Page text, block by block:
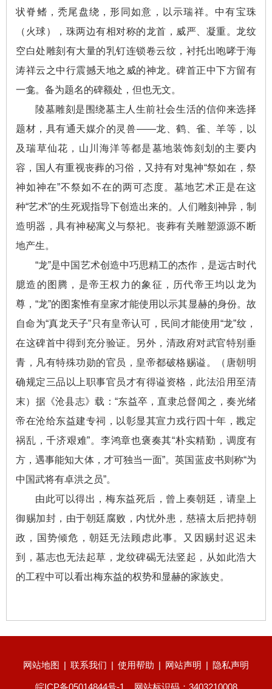
状脊鳍，秃尾盘绕，形同如意，以示瑞祥。中有宝珠
（火球），珠两边有相对称的龙首，威严、凝重。龙纹
空白处雕刻有大量的乳钉连锁卷云纹，衬托出咆哮于海
涛祥云之中行震撼天地之威的神龙。碑首正中下方留有
一龛。备为题名的碑额处，但也无文。
陵墓雕刻是围绕墓主人生前社会生活的信仰来选择
题材，具有通天媒介的灵兽——龙、鹤、雀、羊等，以
及瑞草仙花，山川海洋等都是墓地装饰刻划的主要内
容，国人有重视丧葬的习俗，又持有对鬼神“祭如在，祭
神如神在”不祭如不在的两可态度。墓地艺术正是在这
种“艺术”的生死观指导下创造出来的。人们雕刻神异，制
造明器，具有神秘寓义与祭祀。丧葬有关雕塑源源不断
地产生。
“龙”是中国艺术创造中巧思精工的杰作，是远古时代
臆造的图腾，是帝王权力的象征，历代帝王均以龙为
尊，“龙”的图案惟有皇家才能使用以示其显赫的身份。故
自命为“真龙天子”只有皇帝认可，民间才能使用“龙”纹，
在这碑首中得到充分验证。另外，清政府对武官特别垂
青，凡有特殊功勋的官员，皇帝都破格赐谥。（唐朝明
确规定三品以上职事官员才有得谥资格，此法沿用至清
末）据《沧县志》载：“东益卒，直隶总督闻之，奏光绪
帝在沧给东益建专祠，以彰显其宣力戎行四十年，戡定
祸乱，千济艰难”。李鸿章也褒奏其“朴实精勤，调度有
方，遇事能知大体，才可独当一面”。英国蓝皮书则称“为
中国武将有卓洪之员”。
由此可以得出，梅东益死后，曾上奏朝廷，请皇上
御赐加封，由于朝廷腐败，内忧外患，慈禧太后把持朝
政，国势倾危，朝廷无法顾虑此事。又因赐封迟迟未
到，墓志也无法起草，龙纹碑碣无法竖起，从如此浩大
的工程中可以看出梅东益的权势和显赫的家族史。
网站地图 | 联系我们 | 使用帮助 | 网站声明 | 隐私声明
皖ICP备05014844号-1 网站标识码：3403210008